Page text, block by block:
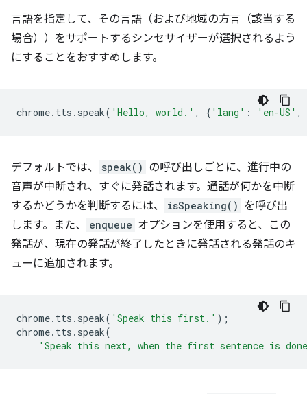
言語を指定して、その言語（および地域の方言（該当する
場合））をサポートするシンセサイザーが選択されるよう
にすることをおすすめします。
chrome. tts . speak( 'Hello, world.' , { 'lang' : 'en-US' ,
デフォルトでは、 speak() の呼び出しごとに、進行中の
音声が中断され、すぐに発話されます。通話が何かを中断
するかどうかを判断するには、
isSpeaking() を呼び出
します。また、
enqueue オプションを使用すると、この
発話が、現在の発話が終了したときに発話される発話のキ
ューに追加されます。
chrome. tts . speak( 'Speak this first.' );
chrome. tts . speak(
'Speak this next, when the first sentence is